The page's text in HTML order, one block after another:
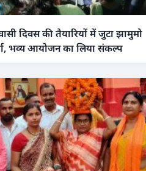
दिवस की तैयारियों में जुटा झामुमो
भव्य आयोजन का लिया संकल्प